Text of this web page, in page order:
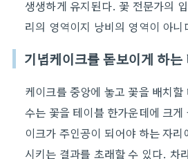
생생하게 유지된다. 꽃 전문가의
리의 영역이지 낭비의 영역이 아니
기념케이크를 돋보이게 하
케이크를 중앙에 놓고 꽃을 배치할
수는 꽃을 테이블 한가운데에 크
이크가 주인공이 되어야 하는 자
시키는 결과를 초래할 수 있다. 차